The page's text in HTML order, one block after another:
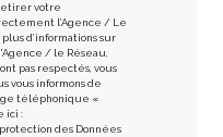
votre
l’Agence / Le
d’informations sur
/ le Réseau,
pas respectés, vous
vous informons de
téléphonique «
ici :
des Données